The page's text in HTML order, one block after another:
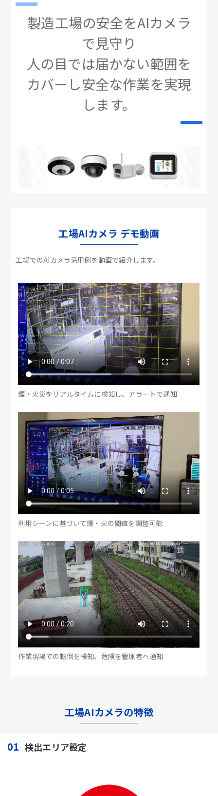
製造工場の安全をAIカメラ
で見守り
人の目では届かない範囲を
カバーし安全な作業を実現
します。
工場AIカメラ デモ動画
工場でのAIカメラ活用例を動画で紹介します。
煙・火災をリアルタイムに検知し、アラートで通知
利用シーンに基づいて煙・火の閾値を調整可能
作業現場での転倒を検知。危険を管理者へ通知
工場AIカメラの特徴
01 検出エリア設定